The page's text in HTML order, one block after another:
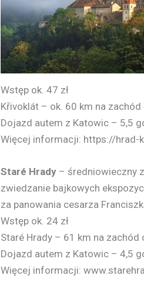
Wstęp ok. 47 zł
Křivoklát – ok. 60 km na zachód
Dojazd autem z Katowic – 5,5
Więcej informacji: https://hrad-
Staré Hrady – średniowieczny
zwiedzanie bajkowych
za panowania cesarza
Wstęp ok. 24 zł
Staré Hrady – 61 km na zachód
Dojazd autem z Katowic – 4,5
Więcej informacji: